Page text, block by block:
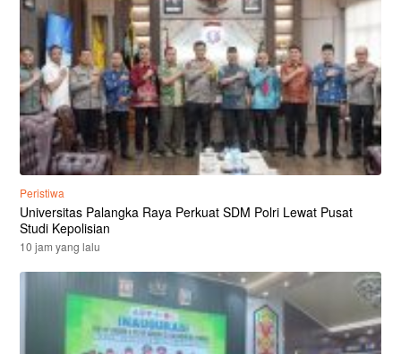
Peristiwa
Universitas Palangka Raya Perkuat SDM Polri Lewat Pusat
Studi Kepolisian
10 jam yang lalu